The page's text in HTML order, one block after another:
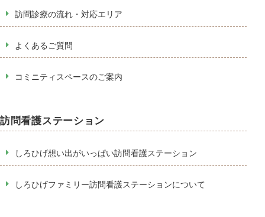
訪問診療の流れ・対応エリア
よくあるご質問
コミニティスペースのご案内
訪問看護ステーション
しろひげ想い出がいっぱい訪問看護ステーション
しろひげファミリー訪問看護ステーションについて